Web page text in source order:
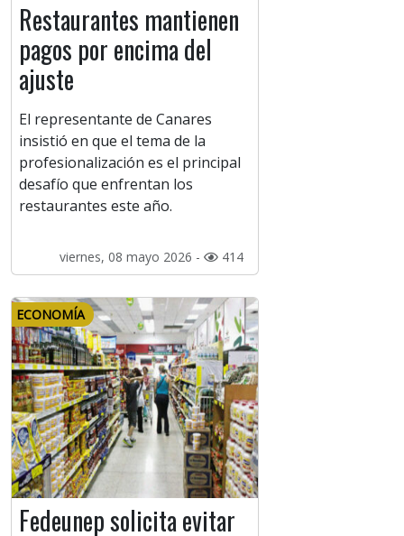
Restaurantes mantienen
pagos por encima del
ajuste
El representante de Canares
insistió en que el tema de la
profesionalización es el principal
desafío que enfrentan los
restaurantes este año.
viernes, 08 mayo 2026 - 414
ECONOMÍA
Fedeunep solicita evitar